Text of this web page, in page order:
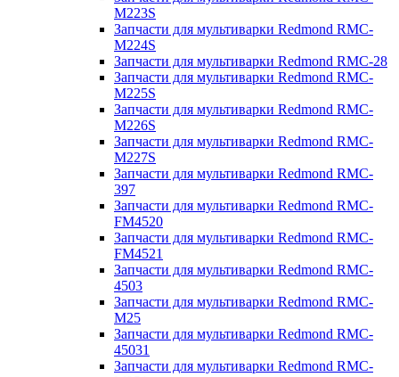
M223S
Запчасти для мультиварки Redmond RMC-
M224S
Запчасти для мультиварки Redmond RMC-28
Запчасти для мультиварки Redmond RMC-
M225S
Запчасти для мультиварки Redmond RMC-
M226S
Запчасти для мультиварки Redmond RMC-
M227S
Запчасти для мультиварки Redmond RMC-
397
Запчасти для мультиварки Redmond RMC-
FM4520
Запчасти для мультиварки Redmond RMC-
FM4521
Запчасти для мультиварки Redmond RMC-
4503
Запчасти для мультиварки Redmond RMC-
M25
Запчасти для мультиварки Redmond RMC-
45031
Запчасти для мультиварки Redmond RMC-